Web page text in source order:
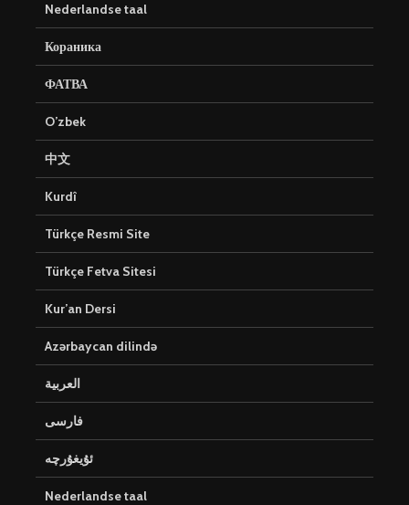
Nederlandse taal
Кораника
ФАТВА
O’zbek
中文
Kurdî
Türkçe Resmi Site
Türkçe Fetva Sitesi
Kur’an Dersi
Azərbaycan dilində
العربية
فارسی
ئۇيغۇرچە
Nederlandse taal